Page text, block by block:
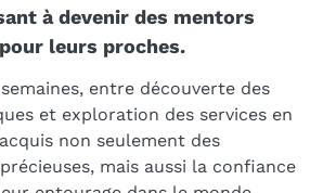
à devenir des mentors
leurs proches.
entre découverte des
et exploration des services en
non seulement des
mais aussi la confiance